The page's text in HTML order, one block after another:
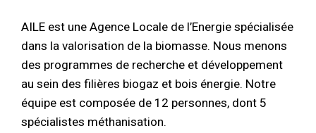
AILE est une Agence Locale de l’Energie spécialisée
dans la valorisation de la biomasse. Nous menons
des programmes de recherche et développement
au sein des filières biogaz et bois énergie. Notre
équipe est composée de 12 personnes, dont 5
spécialistes méthanisation.